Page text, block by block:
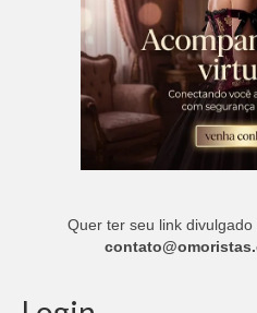
Quer ter seu link